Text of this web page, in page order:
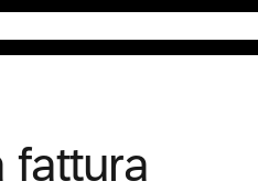
fattura